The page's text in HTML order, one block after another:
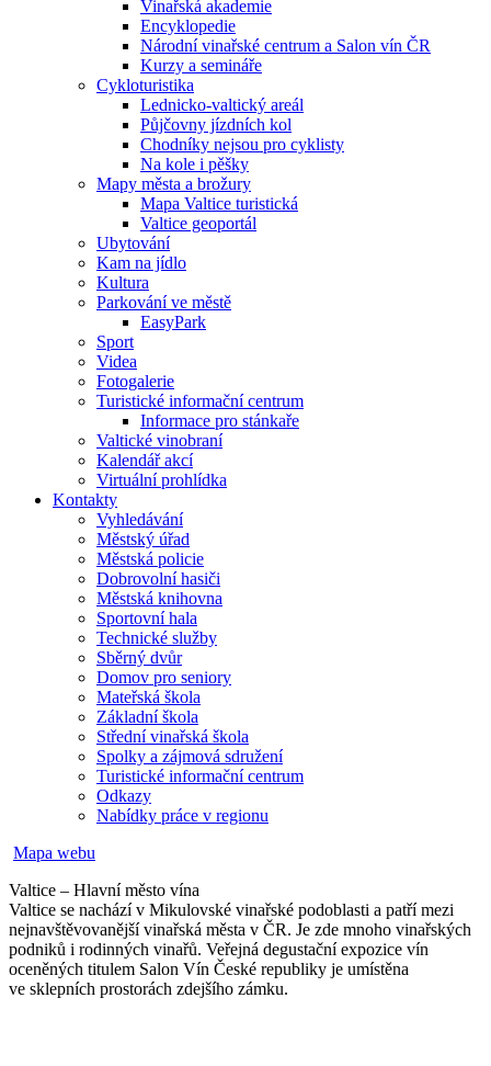
Vinařská akademie
Encyklopedie
Národní vinařské centrum a Salon vín ČR
Kurzy a semináře
Cykloturistika
Lednicko-valtický areál
Půjčovny jízdních kol
Chodníky nejsou pro cyklisty
Na kole i pěšky
Mapy města a brožury
Mapa Valtice turistická
Valtice geoportál
Ubytování
Kam na jídlo
Kultura
Parkování ve městě
EasyPark
Sport
Videa
Fotogalerie
Turistické informační centrum
Informace pro stánkaře
Valtické vinobraní
Kalendář akcí
Virtuální prohlídka
Kontakty
Vyhledávání
Městský úřad
Městská policie
Dobrovolní hasiči
Městská knihovna
Sportovní hala
Technické služby
Sběrný dvůr
Domov pro seniory
Mateřská škola
Základní škola
Střední vinařská škola
Spolky a zájmová sdružení
Turistické informační centrum
Odkazy
Nabídky práce v regionu
Mapa webu
Valtice – Hlavní město vína
Valtice se nachází v Mikulovské vinařské podoblasti a patří mezi
nejnavštěvovanější vinařská města v ČR. Je zde mnoho vinařských
podniků i rodinných vinařů. Veřejná degustační expozice vín
oceněných titulem Salon Vín České republiky je umístěna
ve sklepních prostorách zdejšího zámku.